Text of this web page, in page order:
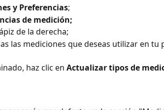
y Preferencias;
de medición;
de la derecha;
las mediciones que deseas utilizar en tu
haz clic en Actualizar tipos de